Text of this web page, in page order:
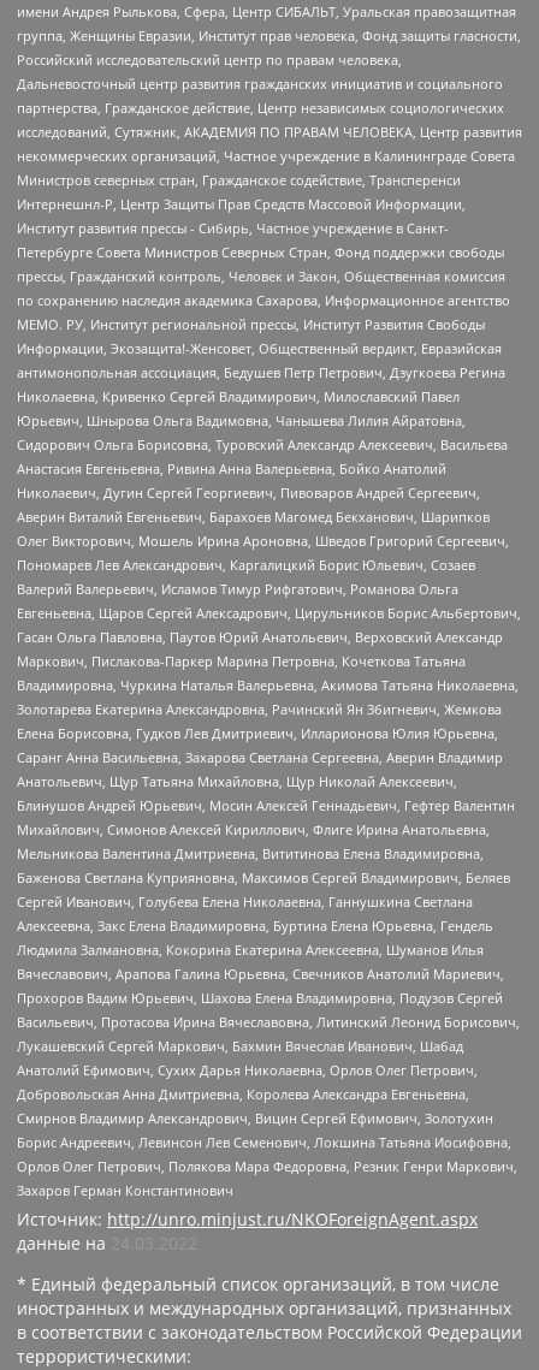
имени Андрея Рылькова, Сфера, Центр СИБАЛЬТ, Уральская правозащитная
группа, Женщины Евразии, Институт прав человека, Фонд защиты гласности,
Российский исследовательский центр по правам человека,
Дальневосточный центр развития гражданских инициатив и социального
партнерства, Гражданское действие, Центр независимых социологических
исследований, Сутяжник, АКАДЕМИЯ ПО ПРАВАМ ЧЕЛОВЕКА, Центр развития
некоммерческих организаций, Частное учреждение в Калининграде Совета
Министров северных стран, Гражданское содействие, Трансперенси
Интернешнл-Р, Центр Защиты Прав Средств Массовой Информации,
Институт развития прессы - Сибирь, Частное учреждение в Санкт-
Петербурге Совета Министров Северных Стран, Фонд поддержки свободы
прессы, Гражданский контроль, Человек и Закон, Общественная комиссия
по сохранению наследия академика Сахарова, Информационное агентство
МЕМО. РУ, Институт региональной прессы, Институт Развития Свободы
Информации, Экозащита!-Женсовет, Общественный вердикт, Евразийская
антимонопольная ассоциация, Бедушев Петр Петрович, Дзугкоева Регина
Николаевна, Кривенко Сергей Владимирович, Милославский Павел
Юрьевич, Шнырова Ольга Вадимовна, Чанышева Лилия Айратовна,
Сидорович Ольга Борисовна, Туровский Александр Алексеевич, Васильева
Анастасия Евгеньевна, Ривина Анна Валерьевна, Бойко Анатолий
Николаевич, Дугин Сергей Георгиевич, Пивоваров Андрей Сергеевич,
Аверин Виталий Евгеньевич, Барахоев Магомед Бекханович, Шарипков
Олег Викторович, Мошель Ирина Ароновна, Шведов Григорий Сергеевич,
Пономарев Лев Александрович, Каргалицкий Борис Юльевич, Созаев
Валерий Валерьевич, Исламов Тимур Рифгатович, Романова Ольга
Евгеньевна, Щаров Сергей Алексадрович, Цирульников Борис Альбертович,
Гасан Ольга Павловна, Паутов Юрий Анатольевич, Верховский Александр
Маркович, Пислакова-Паркер Марина Петровна, Кочеткова Татьяна
Владимировна, Чуркина Наталья Валерьевна, Акимова Татьяна Николаевна,
Золотарева Екатерина Александровна, Рачинский Ян Збигневич, Жемкова
Елена Борисовна, Гудков Лев Дмитриевич, Илларионова Юлия Юрьевна,
Саранг Анна Васильевна, Захарова Светлана Сергеевна, Аверин Владимир
Анатольевич, Щур Татьяна Михайловна, Щур Николай Алексеевич,
Блинушов Андрей Юрьевич, Мосин Алексей Геннадьевич, Гефтер Валентин
Михайлович, Симонов Алексей Кириллович, Флиге Ирина Анатольевна,
Мельникова Валентина Дмитриевна, Вититинова Елена Владимировна,
Баженова Светлана Куприяновна, Максимов Сергей Владимирович, Беляев
Сергей Иванович, Голубева Елена Николаевна, Ганнушкина Светлана
Алексеевна, Закс Елена Владимировна, Буртина Елена Юрьевна, Гендель
Людмила Залмановна, Кокорина Екатерина Алексеевна, Шуманов Илья
Вячеславович, Арапова Галина Юрьевна, Свечников Анатолий Мариевич,
Прохоров Вадим Юрьевич, Шахова Елена Владимировна, Подузов Сергей
Васильевич, Протасова Ирина Вячеславовна, Литинский Леонид Борисович,
Лукашевский Сергей Маркович, Бахмин Вячеслав Иванович, Шабад
Анатолий Ефимович, Сухих Дарья Николаевна, Орлов Олег Петрович,
Добровольская Анна Дмитриевна, Королева Александра Евгеньевна,
Смирнов Владимир Александрович, Вицин Сергей Ефимович, Золотухин
Борис Андреевич, Левинсон Лев Семенович, Локшина Татьяна Иосифовна,
Орлов Олег Петрович, Полякова Мара Федоровна, Резник Генри Маркович,
Захаров Герман Константинович
Источник: http://unro.minjust.ru/NKOForeignAgent.aspx
данные на 24.03.2022
* Единый федеральный список организаций, в том числе
иностранных и международных организаций, признанных
в соответствии с законодательством Российской Федерации
террористическими: